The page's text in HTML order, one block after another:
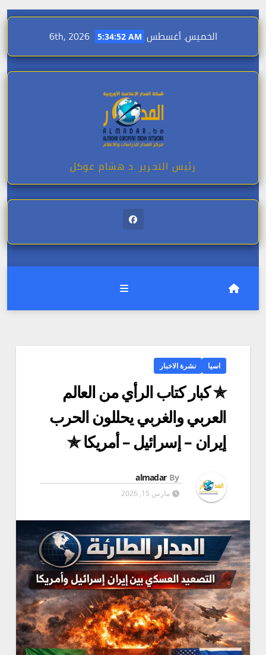
Skip
content
الخميس. أغسطس 6th, 2026 5:34:53 AM
رئيس التحرير .د هشام عوكل
اسيا نشرة الاخبار
✯ كبار كتاب الرأي من العالم
العربي والغربي يحللون الحرب
إيران – إسرائيل – أمريكا ✯
By
almadar
مارس 15, 2026